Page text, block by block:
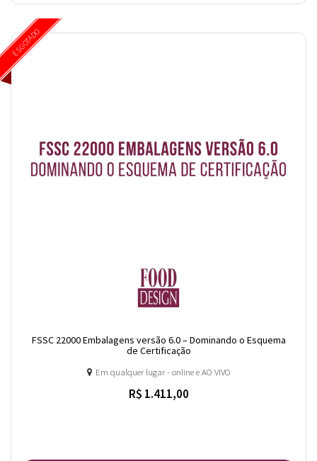
ESGOTADO
FSSC 22000 Embalagens versão 6.0 – Dominando o Esquema
de Certificação
Em qualquer lugar - online e AO VIVO
R$ 1.411,00